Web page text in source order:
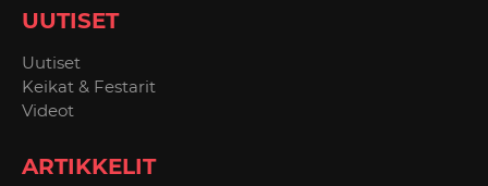
UUTISET
Uutiset
Keikat & Festarit
Videot
ARTIKKELIT